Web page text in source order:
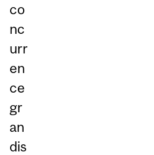
co
nc
urr
en
ce
gr
an
dis